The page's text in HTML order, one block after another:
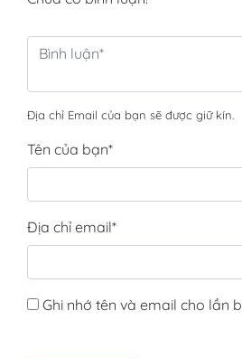
Địa chỉ Email của bạn sẽ được giữ kín.
Tên của bạn*
Địa chỉ email*
Ghi nhớ tên và email cho lần